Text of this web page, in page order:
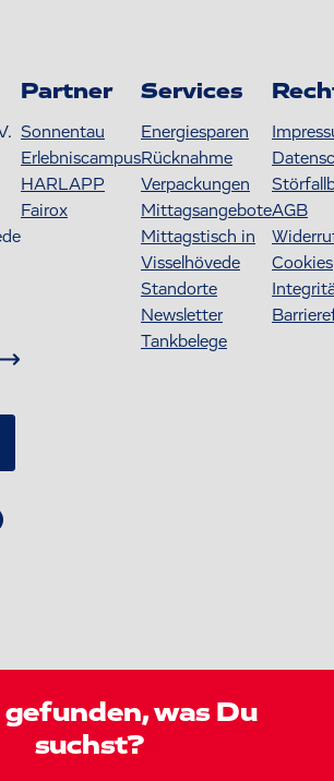
Partner
Sonnentau
Erlebniscampus
HARLAPP
Fairox
Services
Energiesparen
Rücknahme
Verpackungen
Mittagsangebote
Mittagstisch in
Visselhövede
Standorte
Newsletter
Tankbelege
AGB
Cookies
gefunden, was Du
suchst?